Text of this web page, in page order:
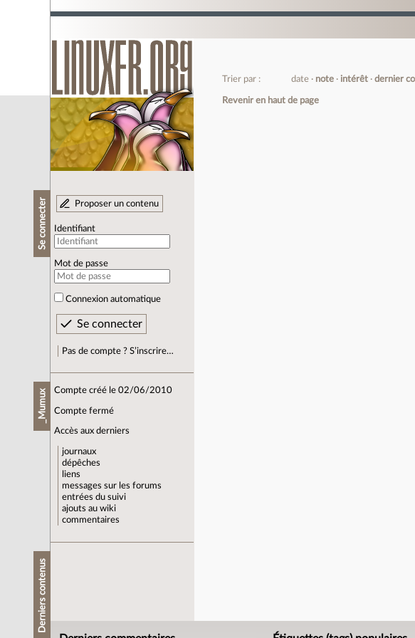
Se connecter Proposer un contenu
Identifiant
Mot de passe
Connexion automatique
Pas de compte ? S’inscrire…
_Mumux Compte créé le 02/06/2010
Compte fermé
Accès aux derniers
journaux
dépêches
liens
messages sur les forums
entrées du suivi
ajouts au wiki
commentaires
Derniers contenus
Trier par : date note intérêt dernier
Revenir en haut de page